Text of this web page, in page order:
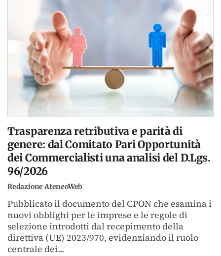
Trasparenza retributiva e parità di
genere: dal Comitato Pari Opportunità
dei Commercialisti una analisi del D.Lgs.
96/2026
Redazione AteneoWeb
Pubblicato il documento del CPON che esamina i
nuovi obblighi per le imprese e le regole di
selezione introdotti dal recepimento della
direttiva (UE) 2023/970, evidenziando il ruolo
centrale dei...